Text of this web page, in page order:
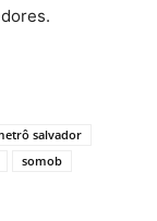
salvador
somob